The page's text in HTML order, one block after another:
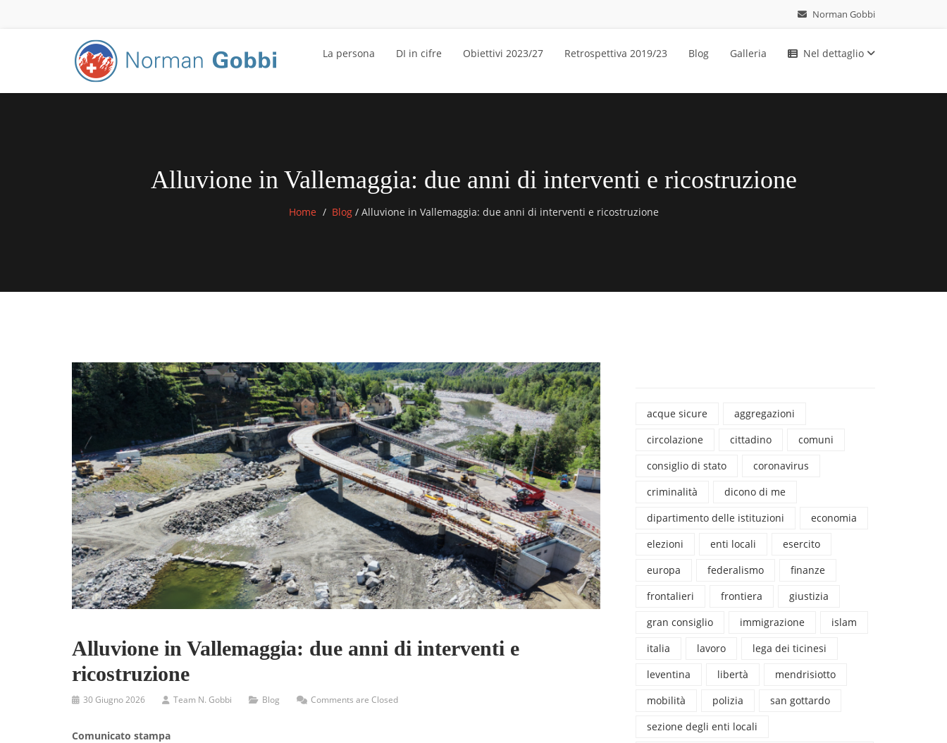
Norman Gobbi
La persona DI in cifre Obiettivi 2023/27 Retrospettiva 2019/23 Blog Galleria Nel dettaglio
Alluvione in Vallemaggia: due anni di interventi e ricostruzione
Home Blog /Alluvione in Vallemaggia: due anni di interventi e ricostruzione
Alluvione in Vallemaggia: due anni di interventi e
ricostruzione
30 Giugno 2026 Team N. Gobbi Blog Comments are Closed
Comunicato stampa
acque sicure
aggregazioni
circolazione
cittadino
comuni
consiglio di stato
coronavirus
criminalità
dicono di me
dipartimento delle istituzioni
economia
elezioni
enti locali
esercito
europa
federalismo
finanze
frontalieri
frontiera
giustizia
gran consiglio
immigrazione
islam
italia
lavoro
lega dei ticinesi
leventina
libertà
mendrisiotto
mobilità
polizia
san gottardo
sezione degli enti locali